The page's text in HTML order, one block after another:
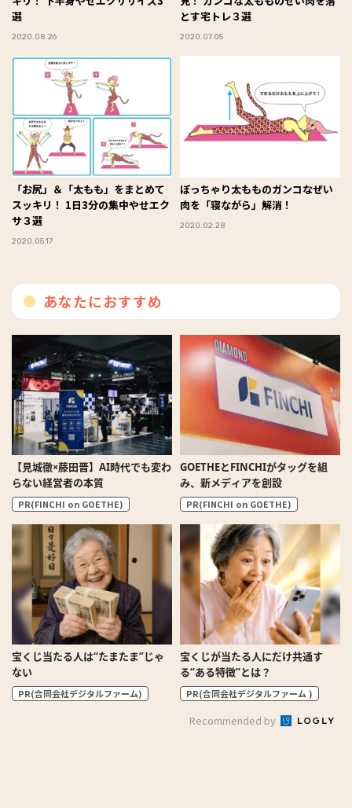
選
2020.08.26
とす宅トレ３選
2020.07.05
「お尻」＆「太もも」をまとめて
スッキリ！ 1日3分の集中やせエク
サ３選
2020.05.17
ぽっちゃり太もものガンコなぜい
肉を「寝ながら」解消！
2020.02.28
あなたにおすすめ
【見城徹×藤田晋】AI時代でも変わ
らない経営者の本質
PR(FINCHI on GOETHE)
GOETHEとFINCHIがタッグを組
み、新メディアを創設
PR(FINCHI on GOETHE)
宝くじ当たる人は“たまたま”じゃ
ない
PR(合同会社デジタルファーム)
宝くじが当たる人にだけ共通す
る“ある特徴”とは？
PR(合同会社デジタルファーム )
Recommended by